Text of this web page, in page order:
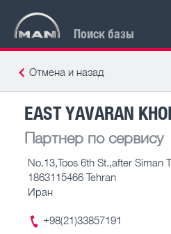
Поиск базы
Отмена и назад
EAST YAVARAN
Партнер по сервису
No.13,Toos 6th St.,after Siman
1863115466 Tehran
Иран
+98(21)33857191